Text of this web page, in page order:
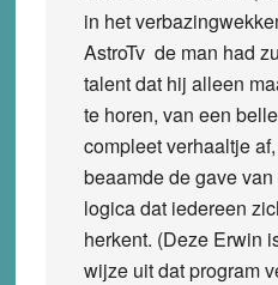
in het
AstroTv de man had
talent dat hij alleen
te horen, van een
compleet verhaaltje
beaamde de gave
logica dat iedereen
herkent. (Deze Erwin
wijze uit dat program